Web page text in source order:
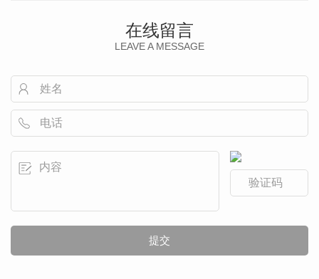
在线留言
LEAVE A MESSAGE